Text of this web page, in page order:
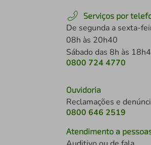
Serviços por
De segunda a sexta-
08h às 20h40
Sábado das 8h às
0800 724 4770
Ouvidoria
Reclamações e
0800 646 2519
Atendimento a